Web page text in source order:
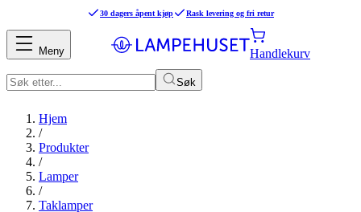
30 dagers åpent kjøp Rask levering og fri retur
Søk
Handlekurv
Meny
Hjem
/
Produkter
/
Lamper
/
Taklamper